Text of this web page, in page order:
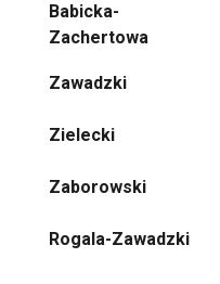
Babicka-
Zachertowa
Zawadzki
Zielecki
Zaborowski
Rogala-Zawadzki